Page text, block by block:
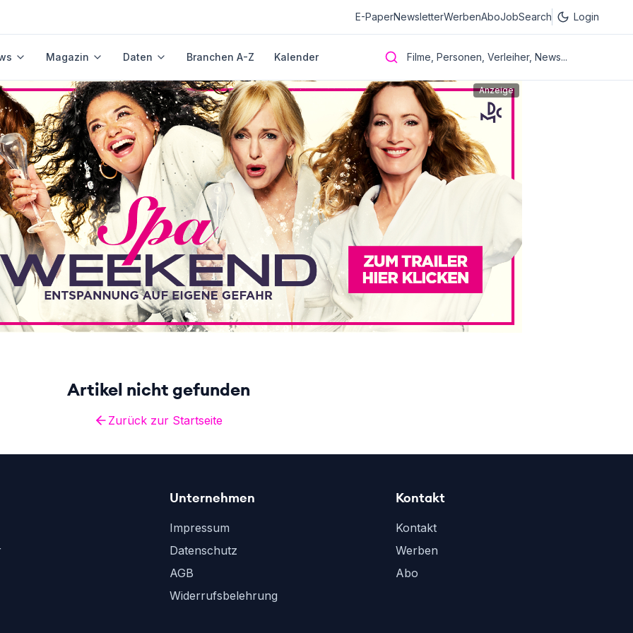
E-PaperNewsletterWerbenAboJobSearch Login
Magazin Daten Branchen A-Z Kalender Filme, Personen, Verleiher, News...
Anzeige
Artikel nicht gefunden
Zurück zur Startseite
Unternehmen
Impressum
Datenschutz
AGB
Widerrufsbelehrung
Kontakt
Kontakt
Werben
Abo